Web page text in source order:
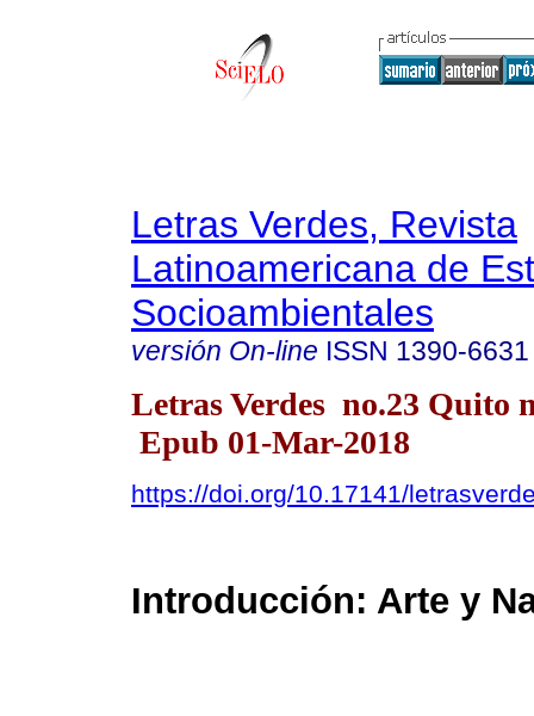
Letras Verdes, Revista
Latinoamericana de
Socioambientales
versión On-line ISSN 1390-6631
Letras Verdes no.23 Quito
Epub 01-Mar-2018
https://doi.org/10.17141/
Introducción: Arte y